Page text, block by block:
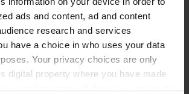
ads and content, ad and content
research and services
have a choice in who uses your data
Your privacy choices are only
digital property where you have made
photo à un
— il y a environ 5
ans